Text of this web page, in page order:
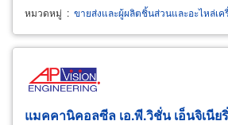
หมวดหมู่ : ขายส่งและผู้ผลิตชิ้นส่วนและอะไหล่เค
แมคคานิคอลซีล เอ.พี.วิชั่น เอ็นจิเนีย